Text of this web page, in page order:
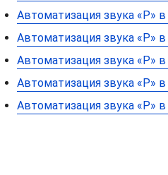
Автоматизация звука «Р» в
Автоматизация звука «Р»
Автоматизация звука «Р»
Автоматизация звука «Р»
Автоматизация звука «Р»